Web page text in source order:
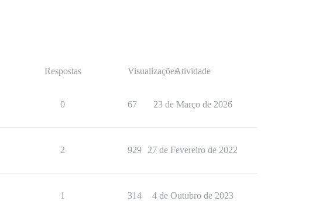
Respostas VisualizaçõesAtividade
0 67 23 de Março de 2026
2 929 27 de Fevereiro de 2022
1 314 4 de Outubro de 2023